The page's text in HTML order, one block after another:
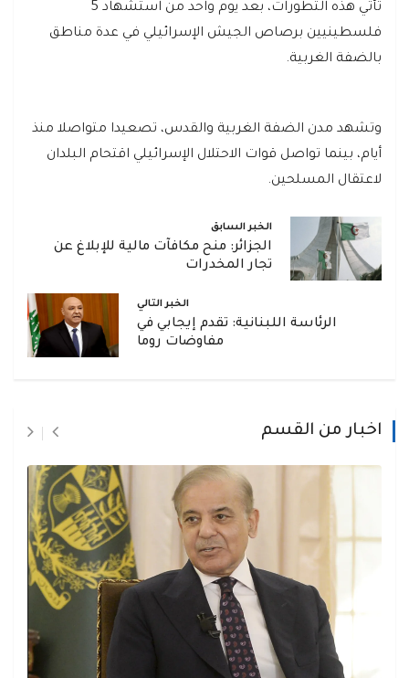
تأتي هذه التطورات، بعد يوم واحد من استشهاد 5
فلسطينيين برصاص الجيش الإسرائيلي في عدة مناطق
بالضفة الغربية.
وتشهد مدن الضفة الغربية والقدس، تصعيدا متواصلا منذ
أيام، بينما تواصل قوات الاحتلال الإسرائيلي اقتحام البلدان
لاعتقال المسلحين.
الخبر السابق
الجزائر: منح مكافآت مالية للإبلاغ عن
تجار المخدرات
الخبر التالي
الرئاسة اللبنانية: تقدم إيجابي في
مفاوضات روما
اخبار من القسم